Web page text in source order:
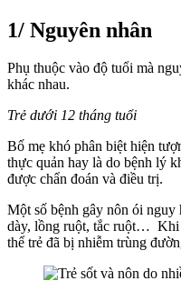
1/ Nguyên nhân
Phụ thuộc vào độ tuổi mà
khác nhau.
Trẻ dưới 12 tháng tuổi
Bố mẹ khó phân biệt hiện
thực quản hay là do bệnh lý
được chẩn đoán và điều trị.
Một số bệnh gây nôn ói nguy
dày, lồng ruột, tắc ruột… Khi
thể trẻ đã bị nhiễm trùng